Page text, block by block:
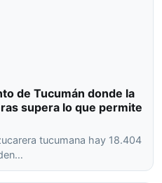
de Tucumán donde la
supera lo que permite
tucumana hay 18.404